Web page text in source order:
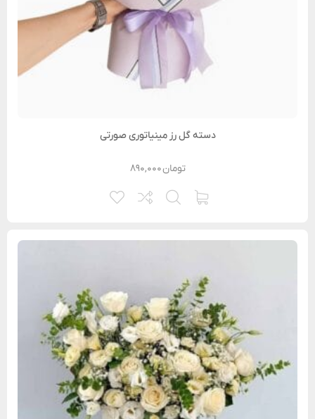
دسته گل رز مینیاتوری صورتی
۸۹۰,۰۰۰تومان